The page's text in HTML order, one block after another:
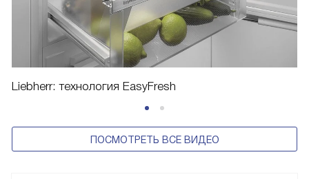
Liebherr: технология EasyFresh
ПОСМОТРЕТЬ ВСЕ ВИДЕО